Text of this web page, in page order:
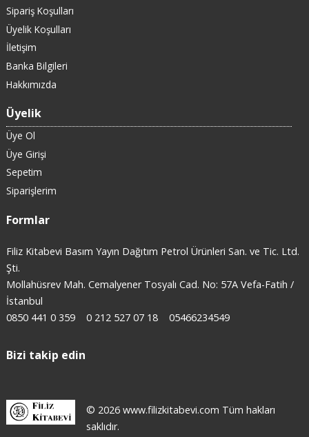
Sipariş Koşulları
Üyelik Koşulları
İletişim
Banka Bilgileri
Hakkımızda
Üyelik
Üye Ol
Üye Girişi
Sepetim
Siparişlerim
Formlar
Filiz Kitabevi Basım Yayın Dağıtım Petrol Ürünleri San. ve Tic. Ltd.
Şti.
Mollahüsrev Mah. Cemalyener Tosyalı Cad. No: 57A Vefa-Fatih /
İstanbul
0850 441 0 359
0 212 527 07 18 05466234549
Bizi takip edin
© 2026 www.filizkitabevi.com Tüm hakları
saklıdır.